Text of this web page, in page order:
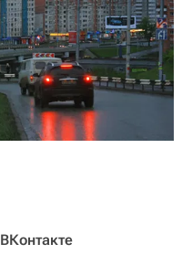
ВКонтакте